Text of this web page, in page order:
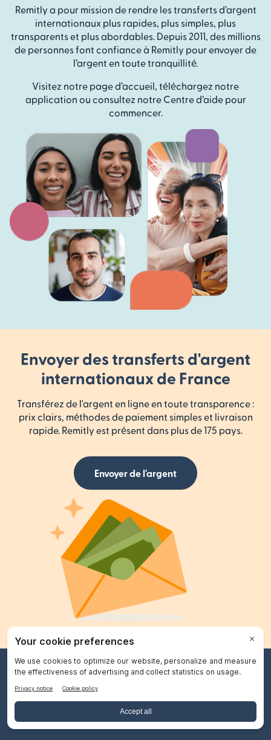
Remitly a pour mission de rendre les transferts d’argent
internationaux plus rapides, plus simples, plus
transparents et plus abordables. Depuis 2011, des millions
de personnes font confiance à Remitly pour envoyer de
l’argent en toute tranquillité.
Visitez notre page d’accueil, téléchargez notre
application ou consultez notre Centre d’aide pour
commencer.
Envoyer des transferts d'argent
internationaux de France
Transférez de l'argent en ligne en toute transparence :
prix clairs, méthodes de paiement simples et livraison
rapide. Remitly est présent dans plus de 175 pays.
Envoyer de l'argent
Rapide. Facile.
Fiable.